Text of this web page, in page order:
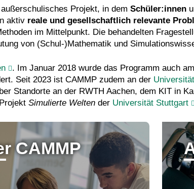
Projekt, in dem Schüler:innen
aktiv reale und gesellschaftlich relevante
im Mittelpunkt. Die behandelten
von (Schul-)Mathematik und
. Im Januar 2018 wurde das Programm auch am
Seit 2023 ist CAMMP zudem an der
Standorte an der RWTH Aachen, dem KIT in
Simulierte Welten der Universität Stuttgart
CAMMP